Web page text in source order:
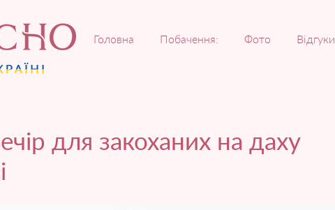
Головна Побачення: Фото Відгуки
для закоханих на даху